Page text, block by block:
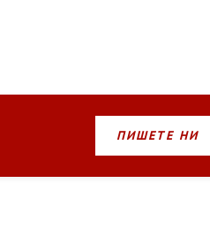
ПИШЕТЕ НИ